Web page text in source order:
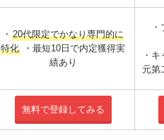
・ 20代限定でかなり専門的に
特化
・最短10日で内定獲得実
績あり
・
元第
無料で登録してみる